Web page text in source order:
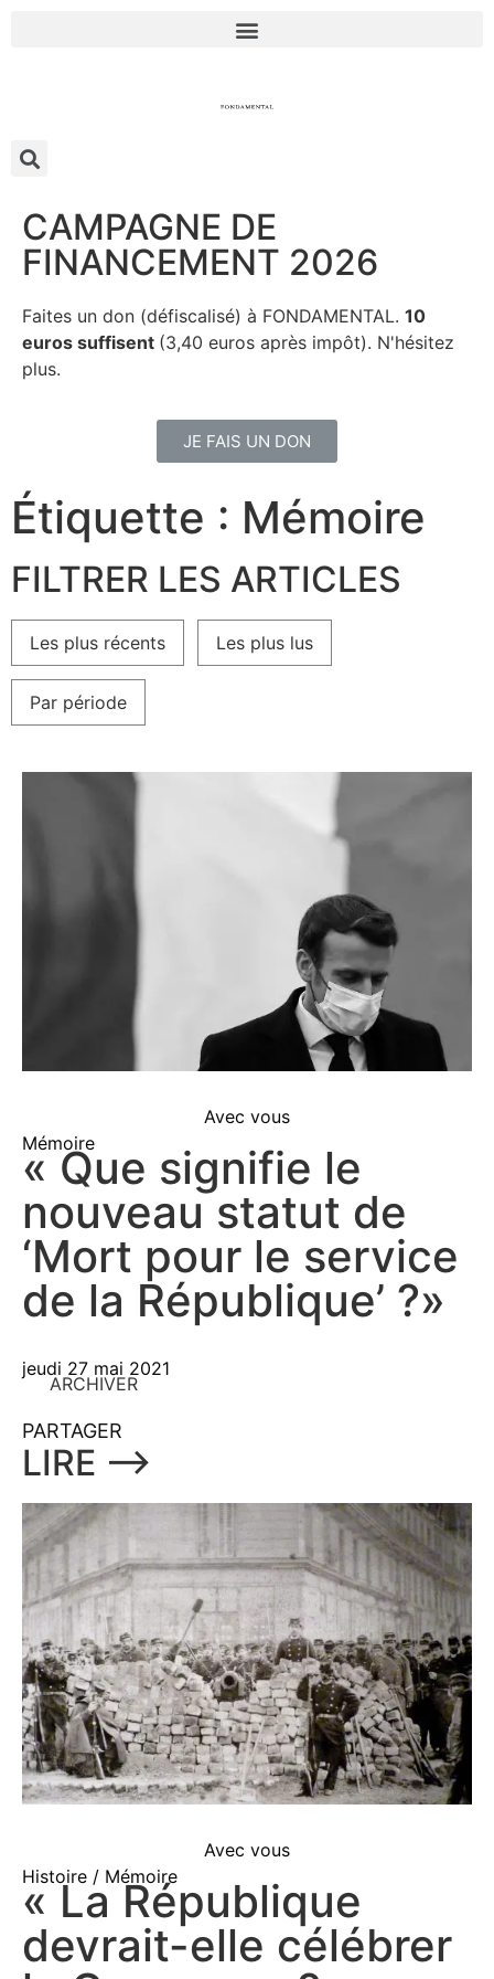
CAMPAGNE DE
FINANCEMENT 2026
Faites un don (défiscalisé) à FONDAMENTAL. 10
euros suffisent (3,40 euros après impôt). N'hésitez
plus.
JE FAIS UN DON
Étiquette : Mémoire
FILTRER LES ARTICLES
Les plus récents Les plus lus
Par période
Avec vous
Mémoire
« Que signifie le
nouveau statut de
‘Mort pour le service
de la République’ ?»
jeudi 27 mai 2021
ARCHIVER
PARTAGER
LIRE ⟶
Avec vous
Histoire / Mémoire
« La République
devrait-elle célébrer